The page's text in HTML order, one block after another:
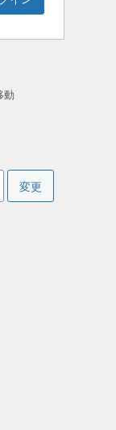
動